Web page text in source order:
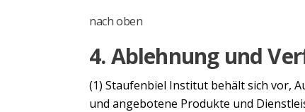
nach oben
4. Ablehnung und
(1) Staufenbiel Institut behält sich vor,
und angebotene Produkte und